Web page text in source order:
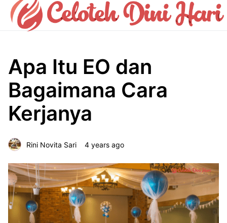
Apa Itu EO dan
Bagaimana Cara
Kerjanya
Rini Novita Sari 4 years ago